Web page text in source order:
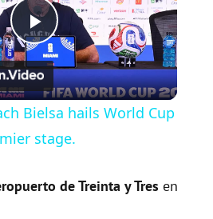
P
l
a
y
Bielsa hails World Cup
stage.
de Treinta y Tres en